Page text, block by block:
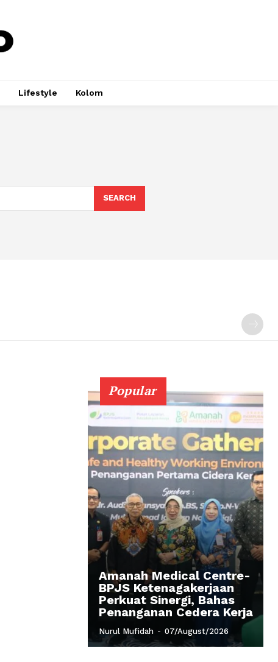
Lifestyle Kolom
SEARCH
Popular
Amanah Medical Centre-
BPJS Ketenagakerjaan
Perkuat Sinergi, Bahas
Penanganan Cedera Kerja
Nurul Mufidah - 07/August/2026